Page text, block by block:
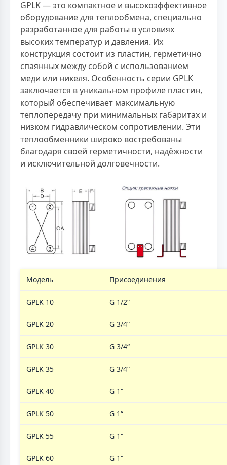
GPLK — это компактное и высокоэффективное
оборудование для теплообмена, специально
разработанное для работы в условиях
высоких температур и давления. Их
конструкция состоит из пластин, герметично
спаянных между собой с использованием
меди или никеля. Особенность серии GPLK
заключается в уникальном профиле пластин,
который обеспечивает максимальную
теплопередачу при минимальных габаритах и
низком гидравлическом сопротивлении. Эти
теплообменники широко востребованы
благодаря своей герметичности, надёжности
и исключительной долговечности.
Модель Присоединения
GPLK 10 G 1/2“
GPLK 20 G 3/4“
GPLK 30 G 3/4“
GPLK 35 G 3/4“
GPLK 40 G 1“
GPLK 50 G 1“
GPLK 55 G 1“
GPLK 60 G 1“